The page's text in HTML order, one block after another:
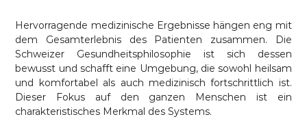
Hervorragende medizinische Ergebnisse hängen eng mit
dem Gesamterlebnis des Patienten zusammen. Die
Schweizer Gesundheitsphilosophie ist sich dessen
bewusst und schafft eine Umgebung, die sowohl heilsam
und komfortabel als auch medizinisch fortschrittlich ist.
Dieser Fokus auf den ganzen Menschen ist ein
charakteristisches Merkmal des Systems.